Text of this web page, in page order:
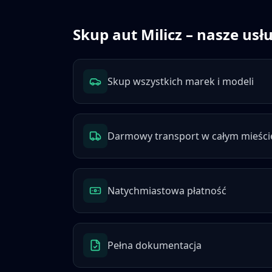
Skup aut Milicz – nasze
Skup wszystkich marek i modeli
Darmowy transport w całym
Natychmiastowa płatność
Pełna dokumentacja